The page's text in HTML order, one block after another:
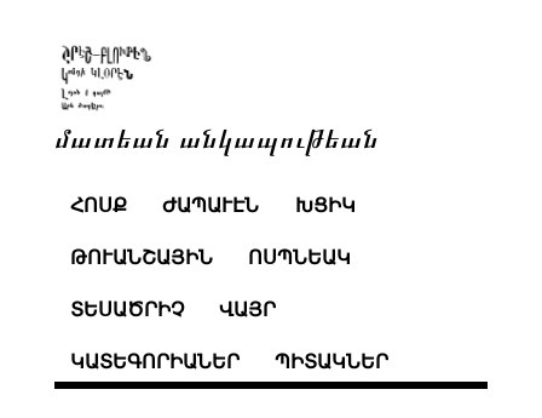
մատեան անկապութեան
ՀՈՍՔ ԺԱՊԱՒԷՆ ԽՑԻԿ
ԹՈՒԱՆՇԱՅԻՆ ՈՍՊՆԵԱԿ
ՏԵՍԱԾՐԻՉ ՎԱՅՐ
ԿԱՏԵԳՈՐԻԱՆԵՐ ՊԻՏԱԿՆԵՐ